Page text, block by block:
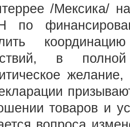
/Мексика/
по
в полной
товаров и